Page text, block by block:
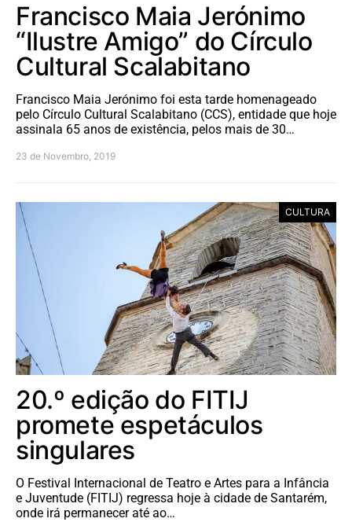
Francisco Maia Jerónimo
“Ilustre Amigo” do Círculo
Cultural Scalabitano
Francisco Maia Jerónimo foi esta tarde homenageado
pelo Círculo Cultural Scalabitano (CCS), entidade que hoje
assinala 65 anos de existência, pelos mais de 30…
23 de Novembro, 2019
CULTURA
20.º edição do FITIJ
promete espetáculos
singulares
O Festival Internacional de Teatro e Artes para a Infância
e Juventude (FITIJ) regressa hoje à cidade de Santarém,
onde irá permanecer até ao…